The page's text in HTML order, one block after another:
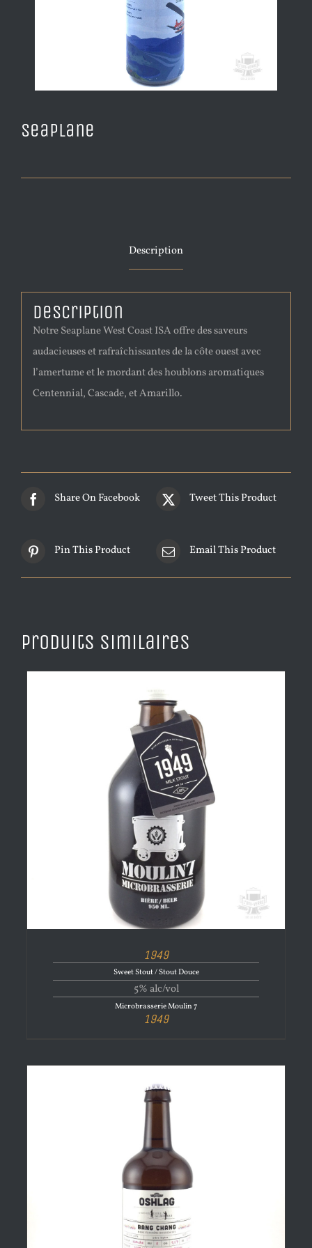
Seaplane
Description
Description
Notre Seaplane West Coast ISA offre des saveurs
audacieuses et rafraîchissantes de la côte ouest avec
l’amertume et le mordant des houblons aromatiques
Centennial, Cascade, et Amarillo.
Share On Facebook Tweet This Product
Pin This Product Email This Product
Produits similaires
1949
Sweet Stout / Stout Douce
5% alc/vol
Microbrasserie Moulin 7
1949